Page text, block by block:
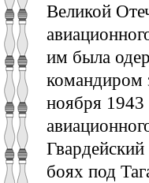
Великой
им была
командиром
ноября 1943
боях под